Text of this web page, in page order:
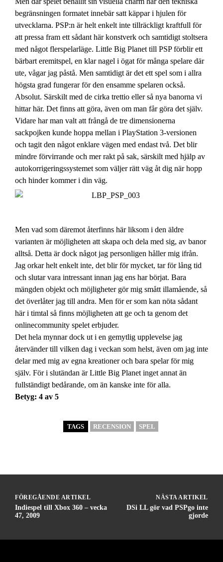
begränsningen formatet innebär satt käppar i hjulen för
utvecklarna. PSP:n är helt enkelt inte tillräckligt kraftfull för
att pressa fram ett sådant här konstverk och samtidigt stoltsera
med något flerspelarläge. Little Big Planet till PSP förblir ett
bärbart eremitspel, en klar nagel i ögat för många spelare där
ute, vågar jag påstå. Men samtidigt är det ett spel som i allra
högsta grad fungerar för den ensamme spelaren också.
Absolut. Särskilt med de cirka trettio eller så nya banorna vi
hittar här. Det finns att göra, även om man får göra det själv.
Vidare har man valt att frångå de tre dimensionerna
sackpojken kunde hoppa mellan i PlayStation 3-versionen
och tagit den något enklare vägen med endast två. Det blir
mindre förvirrande och mer rakt på sak, särskilt med hjälp av
autokorrigeringssystemet som väljer rätt väg åt dig när hopp
och hinder kommer i din väg.
Men vad som däremot återfinns här liksom i den äldre
varianten är möjligheten att skapa och dela med sig, av banor
alltså. Detta är dock något jag personligen håller mig ifrån.
Jag orkar helt enkelt inte, det blir för mycket, tar för lång tid
och slutar vara intressant innan jag ens har börjat. Bara
mängden objekt och möjligheter gör mig smått illamående, så
det överlåter jag till andra. Men för er som kan nöta sådant
här i timtal så finns möjligheten att ge och ta genom det
onlinecommunity spelet erbjuder.
Det hela mynnar dock ut i en gemytlig upplevelse jag
återvänder till vilken dag i veckan som helst, även om jag inte
delar med mig av egna kreationer och bara spelar för mig
själv. För i slutändan är Little Big Planet inget annat än
fullständigt bedårande, om än kanske inte för alla.
Betyg: 4 av 5
TAGS RECENSION SPEL
FÖREGÅENDE ARTIKEL
Indiespel till Xbox 360 – vecka
47, 2009
NÄSTA ARTIKEL
DSi LL gör vad PSPgo inte
gjorde